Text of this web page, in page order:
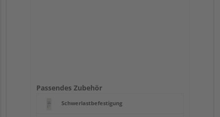
Passendes Zubehör
Schwerlastbefestigung